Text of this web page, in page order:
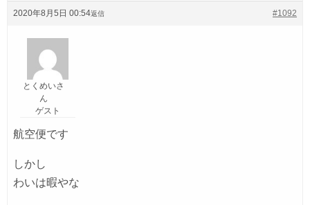
2020年8月5日 00:54 #1092
返信
とくめいさ
ん
ゲスト
航空便です
しかし
わいは暇やな